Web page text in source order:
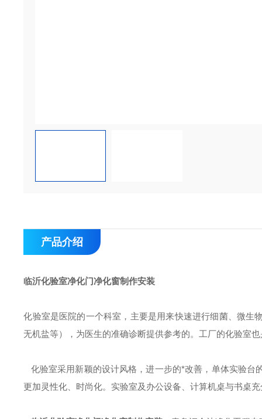
产品介绍
临沂化验室净化门净化窗制作安装
化验室是医院的一个科室，主要是用来快速进行细菌、微生
无机盐等），为医生的准确诊断提供参考的。工厂的化验室
化验室采用新颖的设计风格，进一步的*改善，单体实验台
更加灵性化、时尚化。实验室及办公设备、计算机桌与书桌